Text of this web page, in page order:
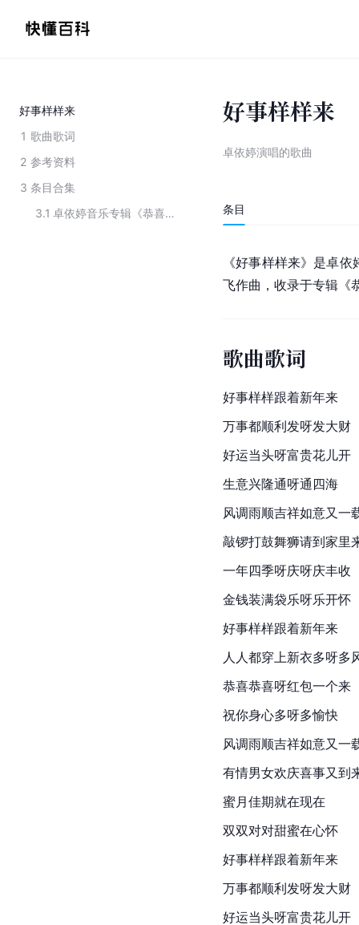
好事样样来
1 歌曲歌词
2 参考资料
3 条目合集
3.1
卓依婷音乐专辑《恭喜发财》中的歌曲
好事样样来
卓依婷演唱的歌曲
条目
《好事样样来》是卓
飞作曲，收录于专辑《
歌曲歌词
好事样样跟着新年来
万事都顺利发呀发大财
好运当头呀富贵花儿开
生意兴隆通呀通四海
风调雨顺吉祥如意又一
敲锣打鼓舞狮请到家里
一年四季呀庆呀庆丰收
金钱装满袋乐呀乐开怀
好事样样跟着新年来
人人都穿上新衣多呀多
恭喜恭喜呀红包一个来
祝你身心多呀多愉快
风调雨顺吉祥如意又一
有情男女欢庆喜事又到
蜜月佳期就在现在
双双对对甜蜜在心怀
好事样样跟着新年来
万事都顺利发呀发大财
好运当头呀富贵花儿开